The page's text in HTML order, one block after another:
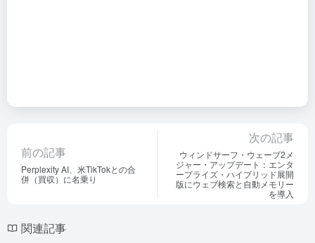
前の記事
Perplexity AI、米TikTokとの合
併（買収）に名乗り
次の記事
ウィンドサーフ・ウェーブ2メ
ジャー・アップデート：エンタ
ープライズ・ハイブリッド展開
版にウェブ検索と自動メモリー
を導入
関連記事